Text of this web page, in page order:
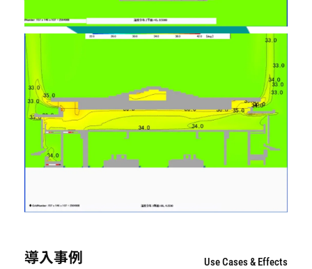
導入事例 Use Cases & Effects